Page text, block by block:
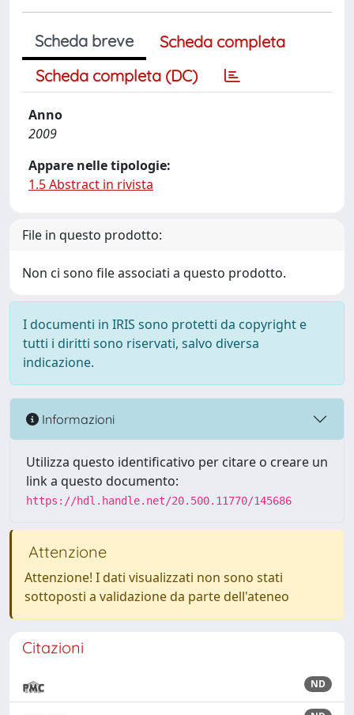
Scheda breve
Scheda completa
Scheda completa (DC)
Anno
2009
Appare nelle tipologie:
1.5 Abstract in rivista
File in questo prodotto:
Non ci sono file associati a questo prodotto.
I documenti in IRIS sono protetti da copyright e
tutti i diritti sono riservati, salvo diversa
indicazione.
Informazioni
Utilizza questo identificativo per citare o creare un
link a questo documento:
https://hdl.handle.net/20.500.11770/145686
Attenzione
Attenzione! I dati visualizzati non sono stati
sottoposti a validazione da parte dell'ateneo
Citazioni
ND